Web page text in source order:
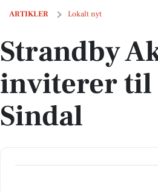
ARTIKLER Lokalt nyt
Strandby Aktivitetscenter inviterer til
Strandby
inviterer til
Sindal